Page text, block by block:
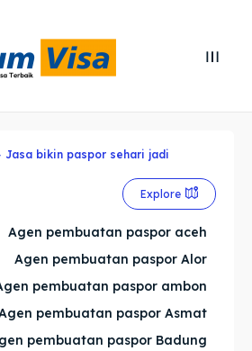
destinations
destinations
Jasa bikin paspor sehari jadi
Explore
Agen pembuatan paspor aceh
Agen pembuatan paspor Alor
pembuatan paspor ambon
pembuatan paspor Asmat
pembuatan paspor Badung